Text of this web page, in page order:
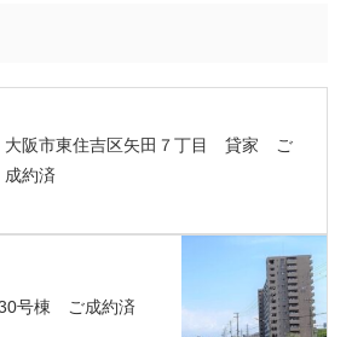
大阪市東住吉区矢田７丁目 貸家 ご
成約済
号棟 ご成約済